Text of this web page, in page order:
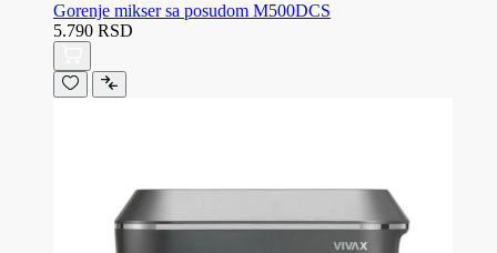
Gorenje mikser sa posudom M500DCS
5.790 RSD